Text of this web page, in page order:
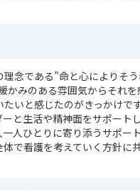
念である”命と心によりそ
かみのある雰囲気からそれ
いと感じたのがきっかけで
と生活や精神面をサポート
人ひとりに寄り添うサポー
で看護を考えていく方針に